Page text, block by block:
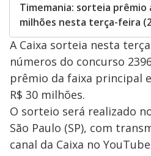
Timemania: sorteia prêmio
milhões nesta terça-feira
A Caixa sorteia nesta
números do concurso
prêmio da faixa principal
R$ 30 milhões.
O sorteio será realizado
São Paulo (SP), com
canal da Caixa no